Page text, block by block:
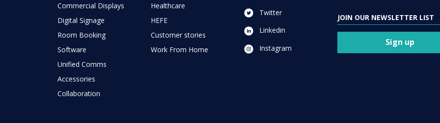
Commercial Displays
Digital Signage
Room Booking
Software
Unified Comms
Accessories
Collaboration
Healthcare
HEFE
Customer stories
Work From Home
Twitter
Linkedin
Instagram
JOIN OUR NEWSLETTER LIST
Sign up